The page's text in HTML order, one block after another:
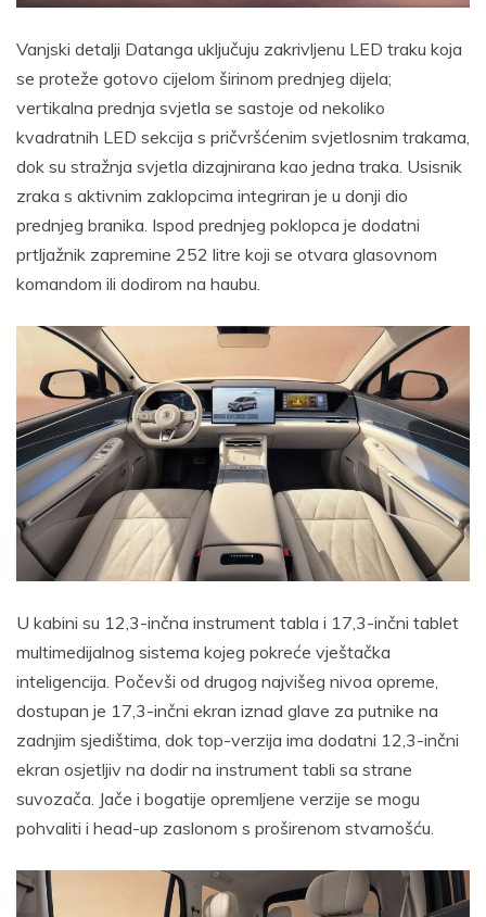
Vanjski detalji Datanga uključuju zakrivljenu LED traku koja
se proteže gotovo cijelom širinom prednjeg dijela;
vertikalna prednja svjetla se sastoje od nekoliko
kvadratnih LED sekcija s pričvršćenim svjetlosnim trakama,
dok su stražnja svjetla dizajnirana kao jedna traka. Usisnik
zraka s aktivnim zaklopcima integriran je u donji dio
prednjeg branika. Ispod prednjeg poklopca je dodatni
prtljažnik zapremine 252 litre koji se otvara glasovnom
komandom ili dodirom na haubu.
U kabini su 12,3-inčna instrument tabla i 17,3-inčni tablet
multimedijalnog sistema kojeg pokreće vještačka
inteligencija. Počevši od drugog najvišeg nivoa opreme,
dostupan je 17,3-inčni ekran iznad glave za putnike na
zadnjim sjedištima, dok top-verzija ima dodatni 12,3-inčni
ekran osjetljiv na dodir na instrument tabli sa strane
suvozača. Jače i bogatije opremljene verzije se mogu
pohvaliti i head-up zaslonom s proširenom stvarnošću.